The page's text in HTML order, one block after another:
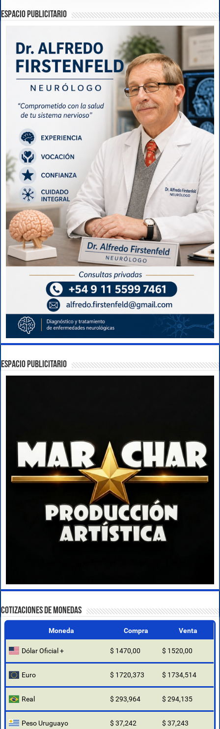
ESPACIO PUBLICITARIO
ESPACIO PUBLICITARIO
COTIZACIONES DE MONEDAS
Moneda Compra Venta
Dólar Oficial + $ 1470,00 $ 1520,00
Euro $ 1720,373 $ 1734,514
Real $ 293,964 $ 294,135
Peso Uruguayo $ 37,242 $ 37,243